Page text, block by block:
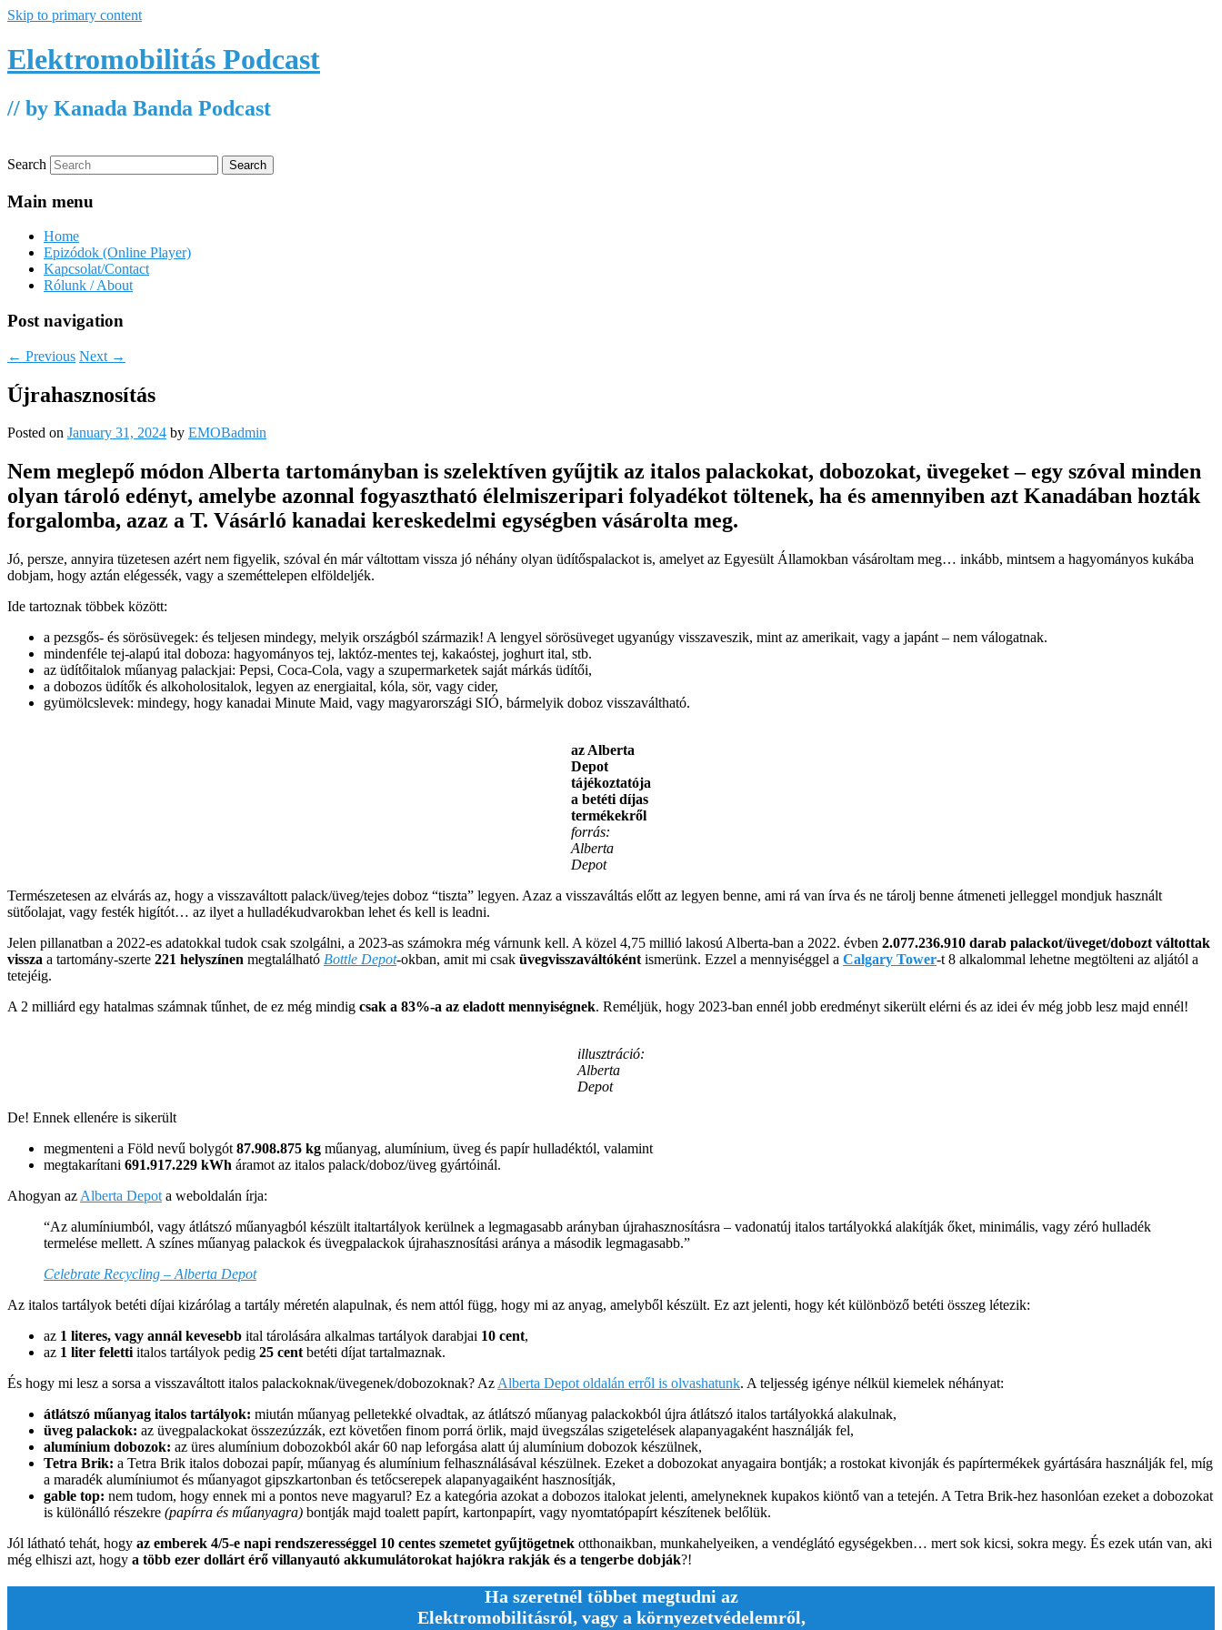
Skip to primary content
Elektromobilitás Podcast
// by Kanada Banda Podcast
Search
Main menu
Home
Epizódok (Online Player)
Kapcsolat/Contact
Rólunk / About
Post navigation
← Previous Next →
Újrahasznosítás
Posted on January 31, 2024 by EMOBadmin
Nem meglepő módon Alberta tartományban is szelektíven gyűjtik az italos palackokat, dobozokat, üvegeket – egy szóval minden
olyan tároló edényt, amelybe azonnal fogyasztható élelmiszeripari folyadékot töltenek, ha és amennyiben azt Kanadában hozták
forgalomba, azaz a T. Vásárló kanadai kereskedelmi egységben vásárolta meg.
Jó, persze, annyira tüzetesen azért nem figyelik, szóval én már váltottam vissza jó néhány olyan üdítőspalackot is, amelyet az Egyesült Államokban vásároltam meg… inkább, mintsem a hagyományos kukába
dobjam, hogy aztán elégessék, vagy a szeméttelepen elföldeljék.
Ide tartoznak többek között:
a pezsgős- és sörösüvegek: és teljesen mindegy, melyik országból származik! A lengyel sörösüveget ugyanúgy visszaveszik, mint az amerikait, vagy a japánt – nem válogatnak.
mindenféle tej-alapú ital doboza: hagyományos tej, laktóz-mentes tej, kakaóstej, joghurt ital, stb.
az üdítőitalok műanyag palackjai: Pepsi, Coca-Cola, vagy a szupermarketek saját márkás üdítői,
a dobozos üdítők és alkoholositalok, legyen az energiaital, kóla, sör, vagy cider,
gyümölcslevek: mindegy, hogy kanadai Minute Maid, vagy magyarországi SIÓ, bármelyik doboz visszaváltható.
az Alberta
Depot
tájékoztatója
a betéti díjas
termékekről
forrás:
Alberta
Depot
Természetesen az elvárás az, hogy a visszaváltott palack/üveg/tejes doboz “tiszta” legyen. Azaz a visszaváltás előtt az legyen benne, ami rá van írva és ne tárolj benne átmeneti jelleggel mondjuk használt
sütőolajat, vagy festék higítót… az ilyet a hulladékudvarokban lehet és kell is leadni.
Jelen pillanatban a 2022-es adatokkal tudok csak szolgálni, a 2023-as számokra még várnunk kell. A közel 4,75 millió lakosú Alberta-ban a 2022. évben 2.077.236.910 darab palackot/üveget/dobozt váltottak
vissza a tartomány-szerte 221 helyszínen megtalálható Bottle Depot-okban, amit mi csak üvegvisszaváltóként ismerünk. Ezzel a mennyiséggel a Calgary Tower-t 8 alkalommal lehetne megtölteni az aljától a
tetejéig.
A 2 milliárd egy hatalmas számnak tűnhet, de ez még mindig csak a 83%-a az eladott mennyiségnek. Reméljük, hogy 2023-ban ennél jobb eredményt sikerült elérni és az idei év még jobb lesz majd ennél!
illusztráció:
Alberta
Depot
De! Ennek ellenére is sikerült
megmenteni a Föld nevű bolygót 87.908.875 kg műanyag, alumínium, üveg és papír hulladéktól, valamint
megtakarítani 691.917.229 kWh áramot az italos palack/doboz/üveg gyártóinál.
Ahogyan az Alberta Depot a weboldalán írja:
“Az alumíniumból, vagy átlátszó műanyagból készült italtartályok kerülnek a legmagasabb arányban újrahasznosításra – vadonatúj italos tartályokká alakítják őket, minimális, vagy zéró hulladék
termelése mellett. A színes műanyag palackok és üvegpalackok újrahasznosítási aránya a második legmagasabb.”
Celebrate Recycling – Alberta Depot
Az italos tartályok betéti díjai kizárólag a tartály méretén alapulnak, és nem attól függ, hogy mi az anyag, amelyből készült. Ez azt jelenti, hogy két különböző betéti összeg létezik:
az 1 literes, vagy annál kevesebb ital tárolására alkalmas tartályok darabjai 10 cent,
az 1 liter feletti italos tartályok pedig 25 cent betéti díjat tartalmaznak.
És hogy mi lesz a sorsa a visszaváltott italos palackoknak/üvegenek/dobozoknak? Az Alberta Depot oldalán erről is olvashatunk. A teljesség igénye nélkül kiemelek néhányat:
átlátszó műanyag italos tartályok: miután műanyag pelletekké olvadtak, az átlátszó műanyag palackokból újra átlátszó italos tartályokká alakulnak,
üveg palackok: az üvegpalackokat összezúzzák, ezt követően finom porrá örlik, majd üvegszálas szigetelések alapanyagaként használják fel,
alumínium dobozok: az üres alumínium dobozokból akár 60 nap leforgása alatt új alumínium dobozok készülnek,
Tetra Brik: a Tetra Brik italos dobozai papír, műanyag és alumínium felhasználásával készülnek. Ezeket a dobozokat anyagaira bontják; a rostokat kivonják és papírtermékek gyártására használják fel, míg
a maradék alumíniumot és műanyagot gipszkartonban és tetőcserepek alapanyagaiként hasznosítják,
gable top: nem tudom, hogy ennek mi a pontos neve magyarul? Ez a kategória azokat a dobozos italokat jelenti, amelyneknek kupakos kiöntő van a tetején. A Tetra Brik-hez hasonlóan ezeket a dobozokat
is különálló részekre (papírra és műanyagra) bontják majd toalett papírt, kartonpapírt, vagy nyomtatópapírt készítenek belőlük.
Jól látható tehát, hogy az emberek 4/5-e napi rendszerességgel 10 centes szemetet gyűjtögetnek otthonaikban, munkahelyeiken, a vendéglátó egységekben… mert sok kicsi, sokra megy. És ezek után van, aki
még elhiszi azt, hogy a több ezer dollárt érő villanyautó akkumulátorokat hajókra rakják és a tengerbe dobják?!
Ha szeretnél többet megtudni az
Elektromobilitásról, vagy a környezetvédelemről,